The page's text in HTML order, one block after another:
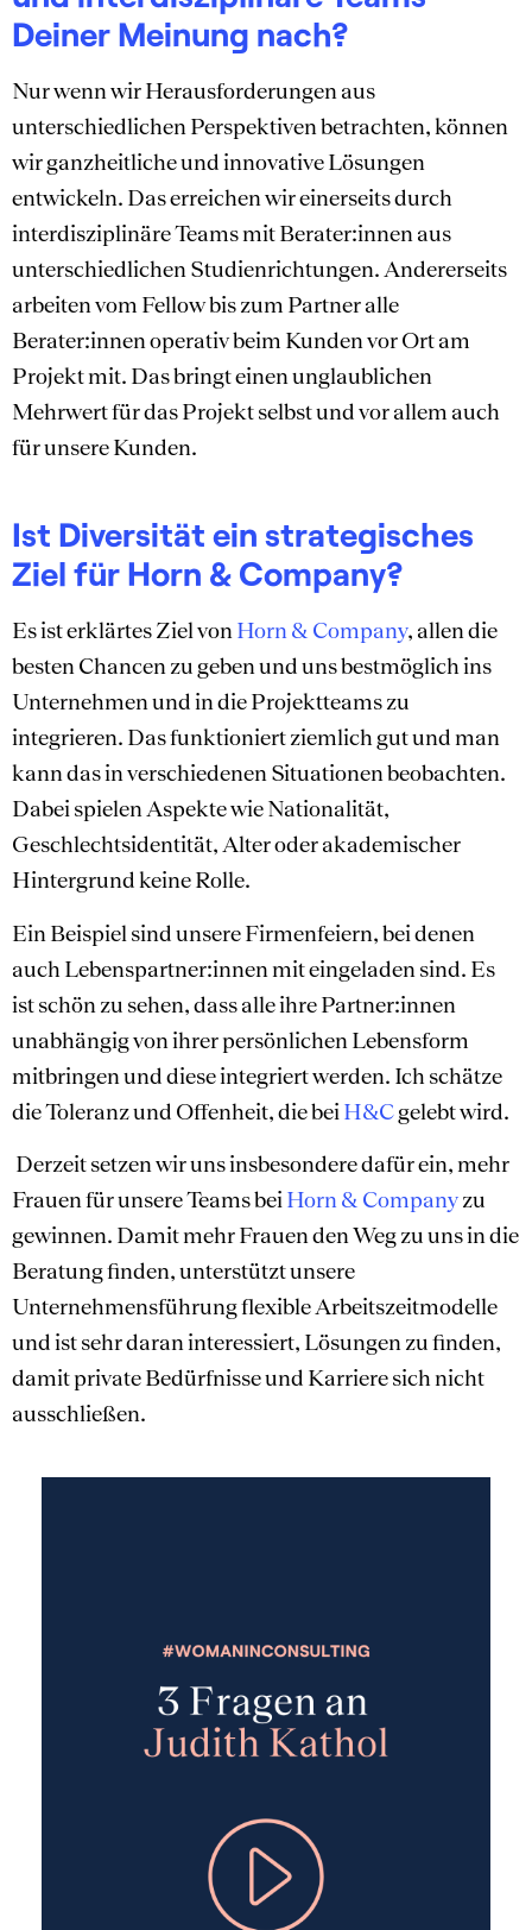
Deiner Meinung nach?
Nur wenn wir Herausforderungen aus
unterschiedlichen Perspektiven betrachten, können
wir ganzheitliche und innovative Lösungen
entwickeln. Das erreichen wir einerseits durch
interdisziplinäre Teams mit Berater:innen aus
unterschiedlichen Studienrichtungen. Andererseits
arbeiten vom Fellow bis zum Partner alle
Berater:innen operativ beim Kunden vor Ort am
Projekt mit. Das bringt einen unglaublichen
Mehrwert für das Projekt selbst und vor allem auch
für unsere Kunden.
Ist Diversität ein strategisches
Ziel für Horn & Company?
Es ist erklärtes Ziel von Horn & Company, allen die
besten Chancen zu geben und uns bestmöglich ins
Unternehmen und in die Projektteams zu
integrieren. Das funktioniert ziemlich gut und man
kann das in verschiedenen Situationen beobachten.
Dabei spielen Aspekte wie Nationalität,
Geschlechtsidentität, Alter oder akademischer
Hintergrund keine Rolle.
Ein Beispiel sind unsere Firmenfeiern, bei denen
auch Lebenspartner:innen mit eingeladen sind. Es
ist schön zu sehen, dass alle ihre Partner:innen
unabhängig von ihrer persönlichen Lebensform
mitbringen und diese integriert werden. Ich schätze
die Toleranz und Offenheit, die bei H&Cgelebt wird.
Derzeit setzen wir uns insbesondere dafür ein, mehr
Frauen für unsere Teams bei Horn & Companyzu
gewinnen. Damit mehr Frauen den Weg zu uns in die
Beratung finden, unterstützt unsere
Unternehmensführung flexible Arbeitszeitmodelle
und ist sehr daran interessiert, Lösungen zu finden,
damit private Bedürfnisse und Karriere sich nicht
ausschließen.